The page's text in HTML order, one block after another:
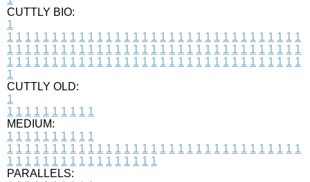
CUTTLY BIO:
1
1 1 1 1 1 1 1 1 1 1 1 1 1 1 1 1 1 1 1 1 1 1 1 1 1 1 1 1 1 1 1 1 1
1 1 1 1 1 1 1 1 1 1 1 1 1 1 1 1 1 1 1 1 1 1 1 1 1 1 1 1 1 1 1 1 1
1 1 1 1 1 1 1 1 1 1 1 1 1 1 1 1 1 1 1 1 1 1 1 1 1 1 1 1 1 1 1 1 1
1
CUTTLY OLD:
1
1 1 1 1 1 1 1 1 1 1
MEDIUM:
1 1 1 1 1 1 1 1 1 1
1 1 1 1 1 1 1 1 1 1 1 1 1 1 1 1 1 1 1 1 1 1 1 1 1 1 1 1 1 1 1 1 1
1 1 1 1 1 1 1 1 1 1 1 1 1 1 1 1 1
PARALLELS: